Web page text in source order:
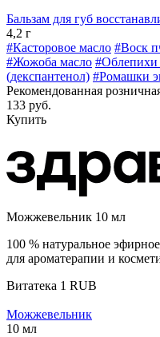
Бальзам для губ
4,2 г
#Касторовое масло #Воск
#Жожоба масло #Облепихи
(декспантенол) #Ромашки
Рекомендованная
133 руб.
Купить
Можжевельник 10 мл
100 % натуральное
для ароматерапии и
Витатека 1 RUB
Можжевельник
10 мл